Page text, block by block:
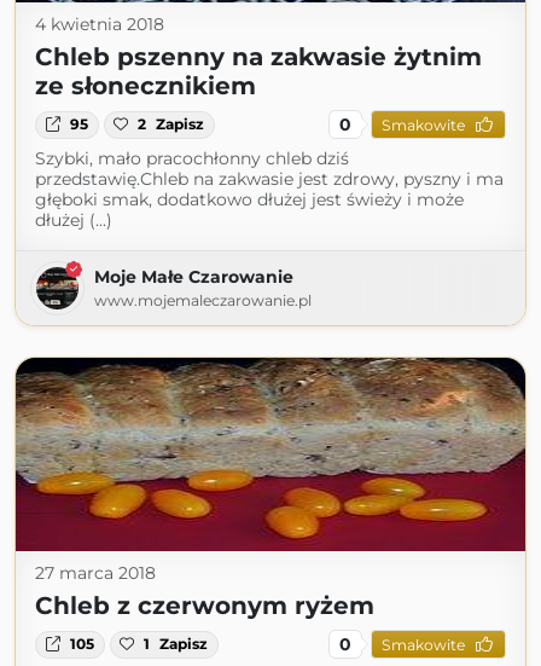
4 kwietnia 2018
Chleb pszenny na zakwasie żytnim
ze słonecznikiem
95 2 Zapisz 0 Smakowite
Szybki, mało pracochłonny chleb dziś
przedstawię.Chleb na zakwasie jest zdrowy, pyszny i ma
głęboki smak, dodatkowo dłużej jest świeży i może
dłużej (...)
Moje Małe Czarowanie
www.mojemaleczarowanie.pl
27 marca 2018
Chleb z czerwonym ryżem
105 1 Zapisz 0 Smakowite